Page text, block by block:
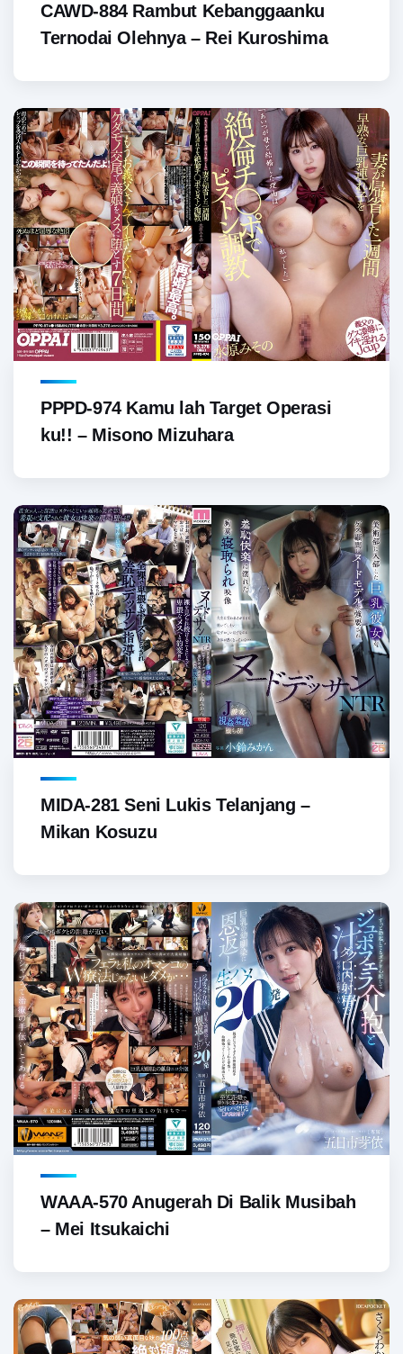
CAWD-884 Rambut Kebanggaanku
Ternodai Olehnya – Rei Kuroshima
PPPD-974 Kamu lah Target Operasi
ku!! – Misono Mizuhara
MIDA-281 Seni Lukis Telanjang –
Mikan Kosuzu
WAAA-570 Anugerah Di Balik Musibah
– Mei Itsukaichi